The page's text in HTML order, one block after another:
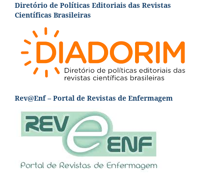
Diretório de Políticas Editoriais das Revistas
Científicas Brasileiras
Rev@Enf – Portal de Revistas de Enfermagem